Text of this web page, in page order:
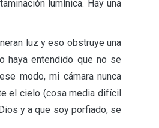
lumínica. Hay una
luz y eso obstruye una
haya entendido que no se
modo, mi cámara nunca
el cielo (cosa media difícil
y a que soy porfiado, se